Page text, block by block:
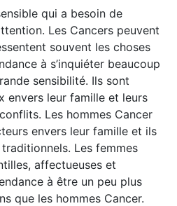
qui a besoin de
Les Cancers peuvent
souvent les choses
à s’inquiéter beaucoup
sensibilité. Ils sont
envers leur famille et leurs
Les hommes Cancer
envers leur famille et ils
Les femmes
affectueuses et
à être un peu plus
que les hommes Cancer.